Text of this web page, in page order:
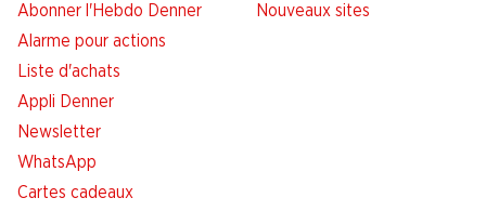
Abonner l'Hebdo Denner
Alarme pour actions
Liste d'achats
Appli Denner
Newsletter
WhatsApp
Cartes cadeaux
Nouveaux sites